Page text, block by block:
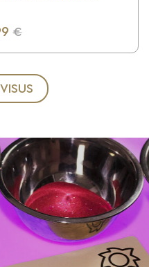
€